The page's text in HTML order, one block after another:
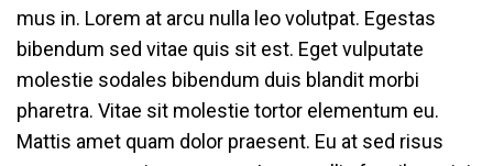
mus in. Lorem at arcu nulla leo volutpat. Egestas
bibendum sed vitae quis sit est. Eget vulputate
molestie sodales bibendum duis blandit morbi
pharetra. Vitae sit molestie tortor elementum eu.
Mattis amet quam dolor praesent. Eu at sed risus